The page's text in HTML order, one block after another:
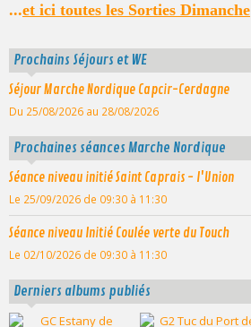
...et ici toutes les Sorties Dimanche
Prochains Séjours et WE
Séjour Marche Nordique Capcir-Cerdagne
Du 25/08/2026 au 28/08/2026
Prochaines séances Marche Nordique
Séance niveau initié Saint Caprais - l'Union
Le 25/09/2026 de 09:30 à 11:30
Séance niveau Initié Coulée verte du Touch
Le 02/10/2026 de 09:30 à 11:30
Derniers albums publiés